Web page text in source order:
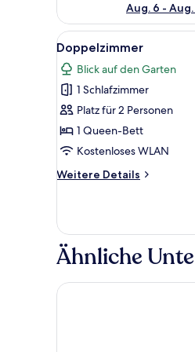
Aug. 6 - Aug.
Alle
Fotos
für
Doppelzimmer
anzeigen
5
Doppelzimmer
Blick auf den Garten
1 Schlafzimmer
Platz für 2 Personen
1 Queen-Bett
Kostenloses WLAN
Weitere Details
Weitere
Ähnliche
Parkhotel Gueldene